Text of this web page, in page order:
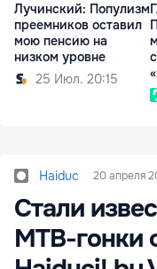
Лучинский: Популизм
преемников оставил
мою пенсию на
низком уровне
25 Июл. 20:15
Haiduc 20 апреля
Стали
MTB-гонки